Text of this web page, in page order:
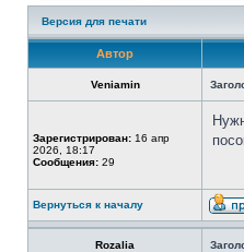
Версия для печати
Автор
Veniamin
Зарегистрирован: 16 апр
2026, 18:17
Сообщения: 29
Вернуться к началу
Rozalia